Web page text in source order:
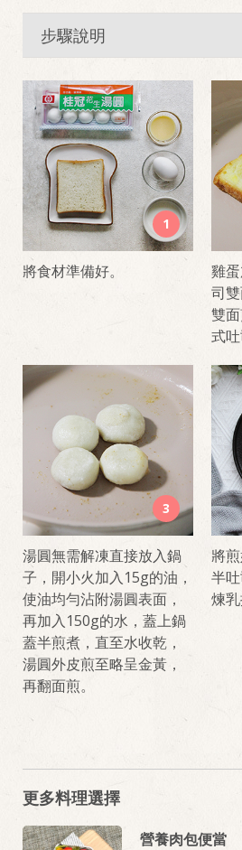
步驟說明
1
將食材準備好。
雞
司
雙
式吐
3
湯圓無需解凍直接放入鍋
子，開小火加入15g的油，
使油均勻沾附湯圓表面，
再加入150g的水，蓋上鍋
蓋半煎煮，直至水收乾，
湯圓外皮煎至略呈金黃，
再翻面煎。
將
半
煉乳
更多料理選擇
營養肉包便當